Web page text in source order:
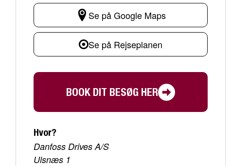
Se på Google Maps
Se på Rejseplanen
BOOK DIT BESØG HER
Hvor?
Danfoss Drives A/S
Ulsnæs 1